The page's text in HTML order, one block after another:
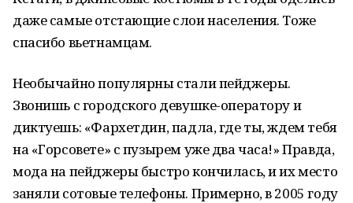
даже самые отстающие слои населения. Тоже
спасибо вьетнамцам.
Необычайно популярны стали пейджеры.
Звонишь с городского девушке-оператору и
диктуешь: «Фархетдин, падла, где ты, ждем тебя
на «Горсовете» с пузырем уже два часа!» Правда,
мода на пейджеры быстро кончилась, и их место
заняли сотовые телефоны. Примерно, в 2005 году